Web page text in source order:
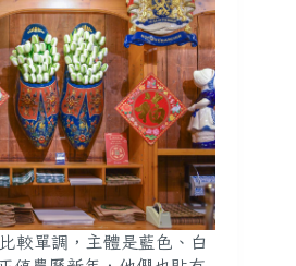
較單調，主體是藍色、白